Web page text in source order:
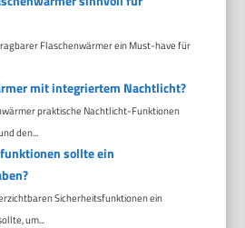
Flaschenwärmer ein Must-have für
mit integriertem Nachtlicht?
praktische Nachtlicht-Funktionen
den...
sollte ein
Sicherheitsfunktionen ein
um...